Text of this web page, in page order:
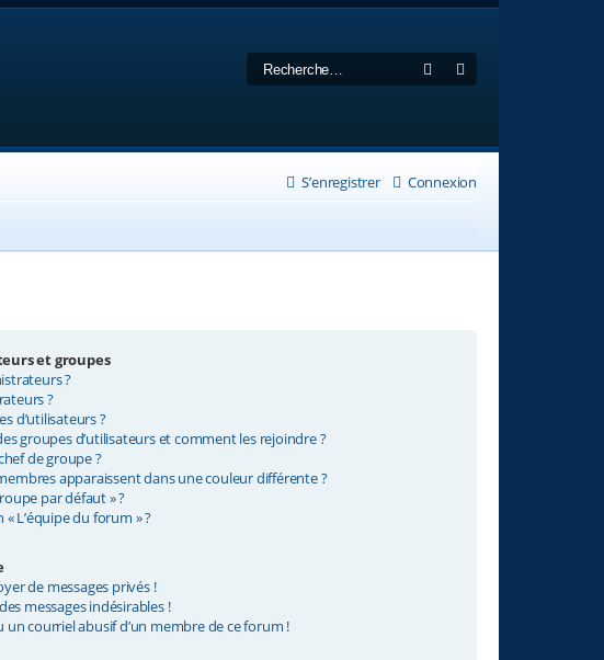
Rechercher
Connexion
S’enregistrer
et groupes
?
?
d’utilisateurs ?
groupes d’utilisateurs et comment les rejoindre ?
de groupe ?
apparaissent dans une couleur différente ?
par défaut » ?
« L’équipe du forum » ?
de messages privés !
messages indésirables !
un courriel abusif d’un membre de ce forum !